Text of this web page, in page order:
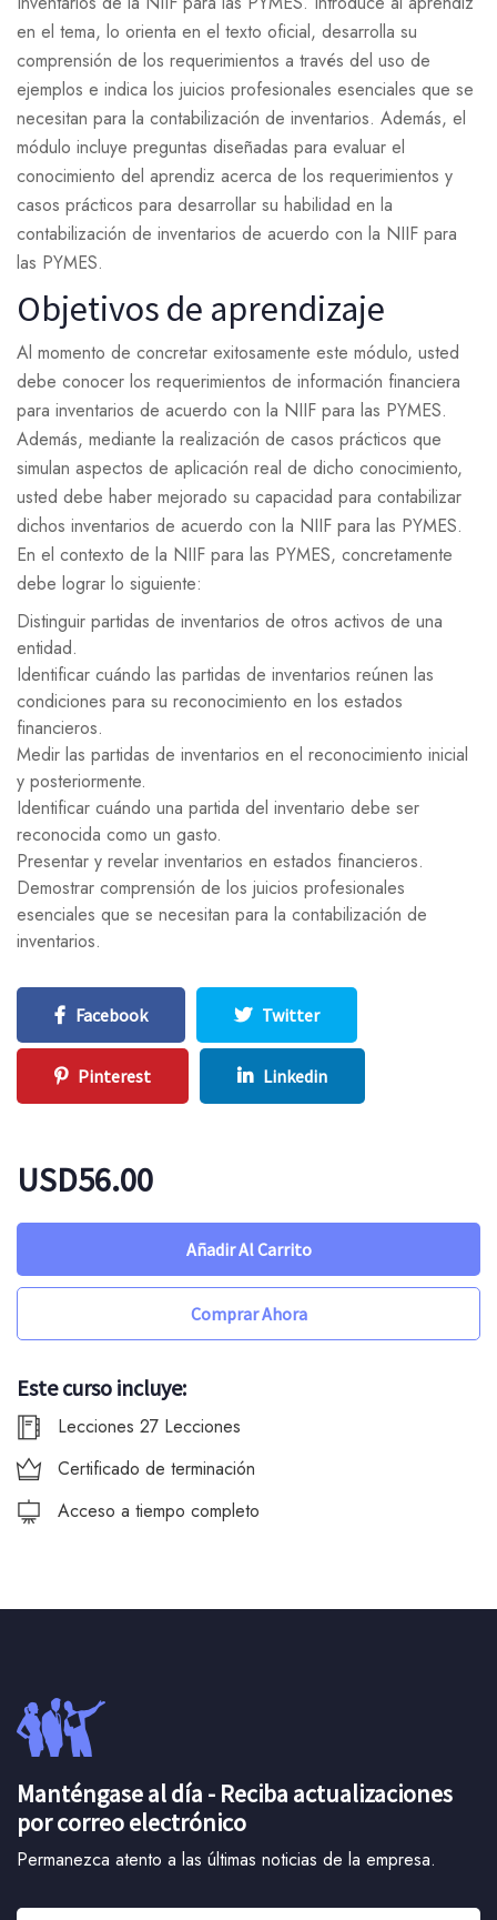
en el tema, lo orienta en el texto oficial, desarrolla su
comprensión de los requerimientos a través del uso de
ejemplos e indica los juicios profesionales esenciales que se
necesitan para la contabilización de inventarios. Además, el
módulo incluye preguntas diseñadas para evaluar el
conocimiento del aprendiz acerca de los requerimientos y
casos prácticos para desarrollar su habilidad en la
contabilización de inventarios de acuerdo con la NIIF para
las PYMES.
Objetivos de aprendizaje
Al momento de concretar exitosamente este módulo, usted
debe conocer los requerimientos de información financiera
para inventarios de acuerdo con la NIIF para las PYMES.
Además, mediante la realización de casos prácticos que
simulan aspectos de aplicación real de dicho conocimiento,
usted debe haber mejorado su capacidad para contabilizar
dichos inventarios de acuerdo con la NIIF para las PYMES.
En el contexto de la NIIF para las PYMES, concretamente
debe lograr lo siguiente:
Distinguir partidas de inventarios de otros activos de una
entidad.
Identificar cuándo las partidas de inventarios reúnen las
condiciones para su reconocimiento en los estados
financieros.
Medir las partidas de inventarios en el reconocimiento inicial
y posteriormente.
Identificar cuándo una partida del inventario debe ser
reconocida como un gasto.
Presentar y revelar inventarios en estados financieros.
Demostrar comprensión de los juicios profesionales
esenciales que se necesitan para la contabilización de
inventarios.
Facebook Twitter
Pinterest Linkedin
USD56.00
Añadir Al Carrito
Comprar Ahora
Este curso incluye:
Lecciones 27 Lecciones
Certificado de terminación
Acceso a tiempo completo
Manténgase al día - Reciba actualizaciones
por correo electrónico
Permanezca atento a las últimas noticias de la empresa.